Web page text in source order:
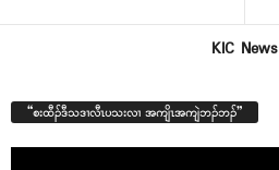
KIC News
“စးထီၣ်ဒီသဒၢလီၤပသးလၢ အကျိၤအကျဲဘၣ်ဘၣ်”